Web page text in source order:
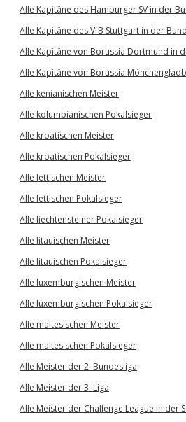
Alle Kapitäne des Hamburger SV in der
Alle Kapitäne des VfB Stuttgart in der
Alle Kapitäne von Borussia Dortmund in
Alle Kapitäne von Borussia
Alle kenianischen Meister
Alle kolumbianischen Pokalsieger
Alle kroatischen Meister
Alle kroatischen Pokalsieger
Alle lettischen Meister
Alle lettischen Pokalsieger
Alle liechtensteiner Pokalsieger
Alle litauischen Meister
Alle litauischen Pokalsieger
Alle luxemburgischen Meister
Alle luxemburgischen Pokalsieger
Alle maltesischen Meister
Alle maltesischen Pokalsieger
Alle Meister der 2. Bundesliga
Alle Meister der 3. Liga
Alle Meister der Challenge League in der